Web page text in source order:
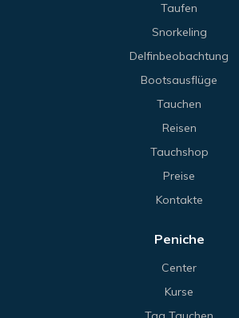
Taufen
Snorkeling
Delfinbeobachtung
Bootsausflüge
Tauchen
Reisen
Tauchshop
Preise
Kontakte
Peniche
Center
Kurse